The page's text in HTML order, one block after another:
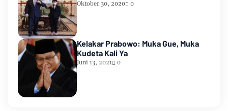
Oktober 30, 2020 0
Kelakar Prabowo: Muka Gue, Muka
Kudeta Kali Ya
Juni 13, 2021 0